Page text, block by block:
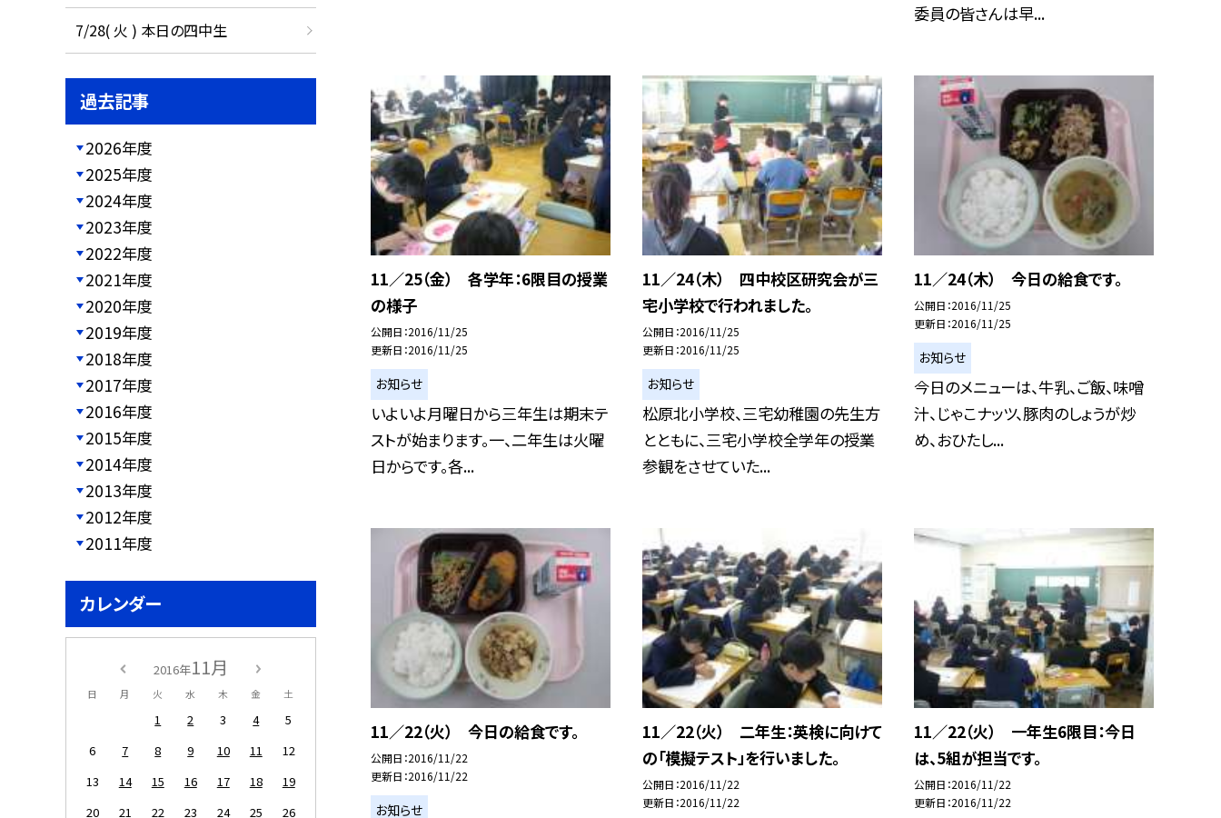
委員の皆さんは早...
11／25（金） 各学年：6限目の授業
の様子
公開日 2016/11/25
更新日 2016/11/25
お知らせ
いよいよ月曜日から三年生は期末テ
ストが始まります。一、二年生は火曜
日からです。各...
11／24（木） 四中校区研究会が三
宅小学校で行われました。
公開日 2016/11/25
更新日 2016/11/25
お知らせ
松原北小学校、三宅幼稚園の先生方
とともに、三宅小学校全学年の授業
参観をさせていた...
11／24（木） 今日の給食です。
公開日 2016/11/25
更新日 2016/11/25
お知らせ
今日のメニューは、牛乳、ご飯、味噌
汁、じゃこナッツ、豚肉のしょうが炒
め、おひたし...
11／22（火） 今日の給食です。
公開日 2016/11/22
更新日 2016/11/22
お知らせ
11／22（火） 二年生：英検に向けて
の「模擬テスト」を行いました。
公開日 2016/11/22
更新日 2016/11/22
11／22（火） 一年生6限目：今日
は、5組が担当です。
公開日 2016/11/22
更新日 2016/11/22
7/28( 火 ) 本日の四中生
過去記事
2026年度
2025年度
2024年度
2023年度
2022年度
2021年度
2020年度
2019年度
2018年度
2017年度
2016年度
2015年度
2014年度
2013年度
2012年度
2011年度
カレンダー
2016年11月
日 月 火 水 木 金 土
1 2 3 4
5
6
7 8 9 10 11
12
13
14 15 16 17 18
19
20
21 22 23 24 25
26